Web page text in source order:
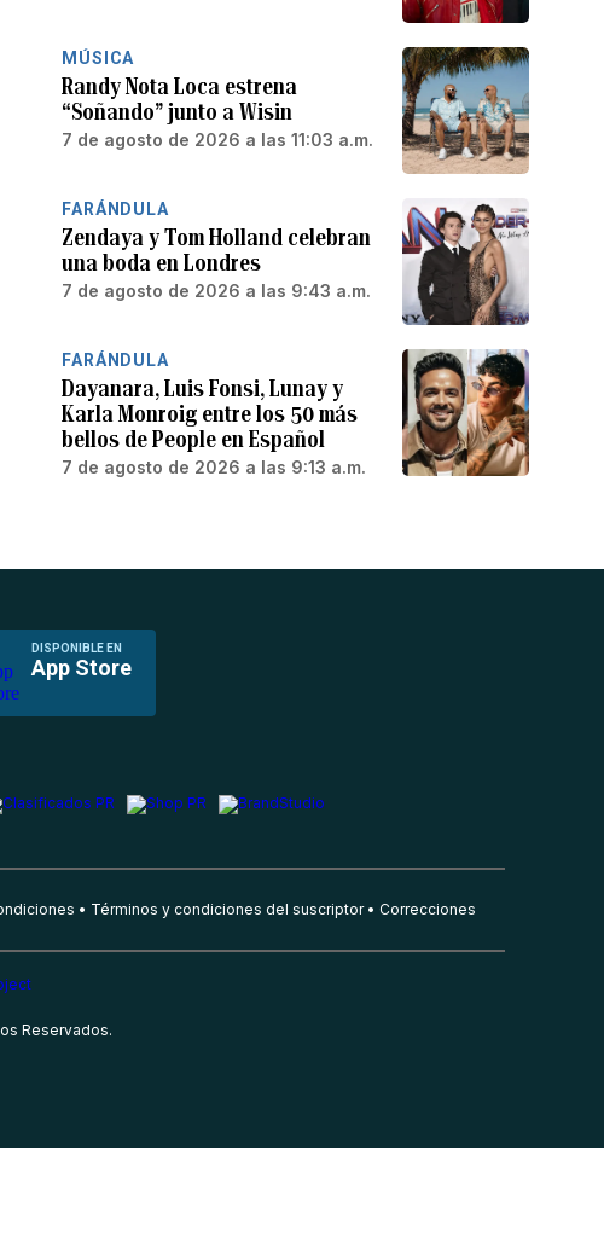
MÚSICA
Randy Nota Loca estrena
“Soñando” junto a Wisin
7 de agosto de 2026 a las 11:03 a.m.
FARÁNDULA
Zendaya y Tom Holland celebran
una boda en Londres
7 de agosto de 2026 a las 9:43 a.m.
FARÁNDULA
Dayanara, Luis Fonsi, Lunay y
Karla Monroig entre los 50 más
bellos de People en Español
7 de agosto de 2026 a las 9:13 a.m.
DISPONIBLE EN
App Store
Términos y condiciones del suscriptor Correcciones
Reservados.